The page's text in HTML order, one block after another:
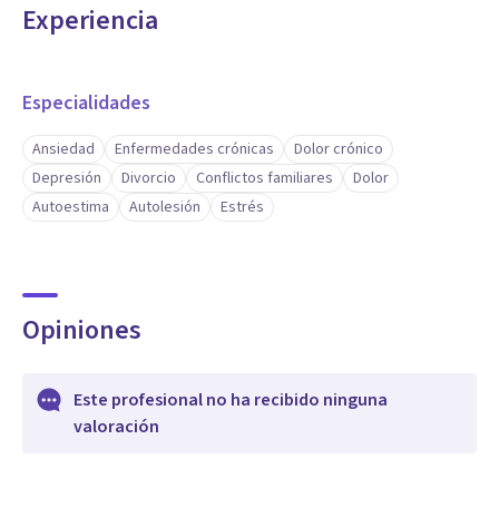
Experiencia
Especialidades
Ansiedad Enfermedades crónicas
Dolor crónico
Depresión
Divorcio Conflictos familiares
Dolor
Autoestima
Autolesión Estrés
Opiniones
Este profesional no ha recibido ninguna
valoración